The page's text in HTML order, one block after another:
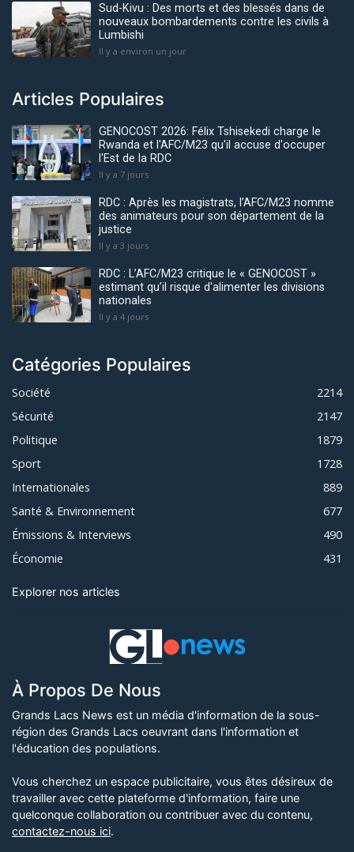
Sud-Kivu : Des morts et des blessés dans de
nouveaux bombardements contre les civils à
Lumbishi
Il y a environ un jour
Articles Populaires
GENOCOST 2026: Félix Tshisekedi charge le
Rwanda et l'AFC/M23 qu'il accuse d'occuper
l'Est de la RDC
Il y a 7 jours
RDC : Après les magistrats, l’AFC/M23 nomme
des animateurs pour son département de la
justice
Il y a 3 jours
RDC : L’AFC/M23 critique le « GENOCOST »
estimant qu’il risque d'alimenter les divisions
nationales
Il y a 4 jours
Catégories Populaires
Société
2214
Sécurité
2147
Politique
1879
Sport
1728
Internationales
889
Santé & Environnement
677
Émissions & Interviews
490
Économie
431
Explorer nos articles
À Propos De Nous
Grands Lacs News est un média d'information de la sous-
région des Grands Lacs oeuvrant dans l'information et
l'éducation des populations.
Vous cherchez un espace publicitaire, vous êtes désireux de
travailler avec cette plateforme d'information, faire une
quelconque collaboration ou contribuer avec du contenu,
contactez-nous ici.